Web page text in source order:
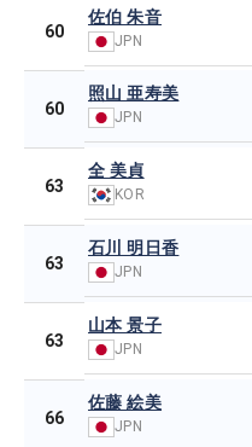
60
佐伯 朱音
JPN
60
照山 亜寿美
JPN
63
全 美貞
KOR
63
石川 明日香
JPN
63
山本 景子
JPN
66
佐藤 絵美
JPN